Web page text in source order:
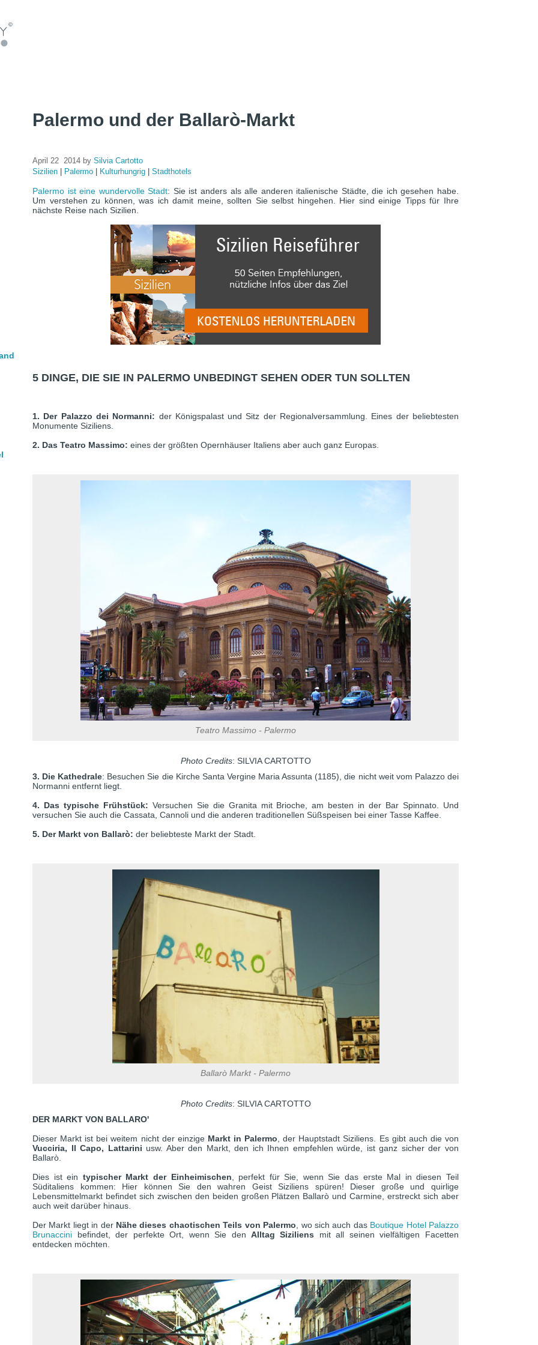
Palermo und der Ballarò-Markt
April 22 2014 by Silvia Cartotto
Sizilien
Palermo Kulturhungrig Stadthotels
Palermo ist eine wundervolle Stadt: Sie ist anders als alle anderen italienische Städte, die ich gesehen habe.
Um verstehen zu können, was ich damit meine, sollten Sie selbst hingehen. Hier sind einige Tipps für Ihre
nächste Reise nach Sizilien.
5 DINGE, DIE SIE IN PALERMO UNBEDINGT SEHEN ODER TUN SOLLTEN
1. Der Palazzo dei Normanni: der Königspalast und Sitz der Regionalversammlung. Eines der beliebtesten
Monumente Siziliens.
2. Das Teatro Massimo: eines der größten Opernhäuser Italiens aber auch ganz Europas.
Teatro Massimo - Palermo
Photo Credits: SILVIA CARTOTTO
3. Die Kathedrale: Besuchen Sie die Kirche Santa Vergine Maria Assunta (1185), die nicht weit vom Palazzo dei
Normanni entfernt liegt.
4. Das typische Frühstück: Versuchen Sie die Granita mit Brioche, am besten in der Bar Spinnato. Und
versuchen Sie auch die Cassata, Cannoli und die anderen traditionellen Süßspeisen bei einer Tasse Kaffee.
5. Der Markt von Ballarò: der beliebteste Markt der Stadt.
Ballarò Markt - Palermo
Photo Credits: SILVIA CARTOTTO
DER MARKT VON BALLARO'
Dieser Markt ist bei weitem nicht der einzige Markt in Palermo , der Hauptstadt Siziliens. Es gibt auch die von
Vucciria, Il Capo, Lattarini usw. Aber den Markt, den ich Ihnen empfehlen würde, ist ganz sicher der von
Ballarò.
Dies ist ein typischer Markt der Einheimischen , perfekt für Sie, wenn Sie das erste Mal in diesen Teil
Süditaliens kommen: Hier können Sie den wahren Geist Siziliens spüren! Dieser große und quirlige
Lebensmittelmarkt befindet sich zwischen den beiden großen Plätzen Ballarò und Carmine, erstreckt sich aber
auch weit darüber hinaus.
Der Markt liegt in derNähe dieses chaotischen Teils von Palermo , wo sich auch das Boutique Hotel Palazzo
Brunaccini befindet, der perfekte Ort, wenn Sie den Alltag Siziliens mit all seinen vielfältigen Facetten
entdecken möchten.